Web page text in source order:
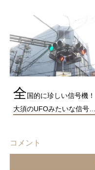
全国的に珍しい信号機！
大須のUFOみたいな信号…
コメント